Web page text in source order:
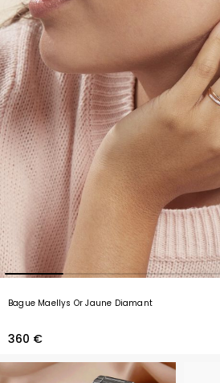
Bague Maellys Or Jaune Diamant
360 €